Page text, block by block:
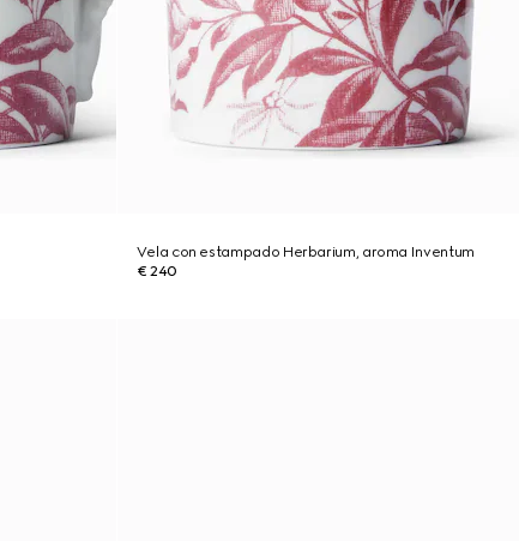
Vela con estampado Herbarium, aroma Inventum
€ 240